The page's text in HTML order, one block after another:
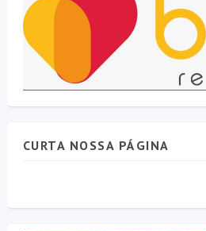
CURTA NOSSA PÁGINA